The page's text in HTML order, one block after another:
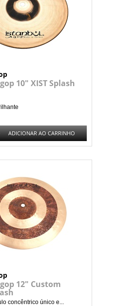
10" XIST Splash
ADICIONAR AO CARRINHO
12" Custom
concêntrico único e...